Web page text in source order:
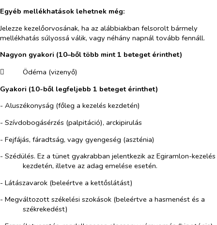
Egyéb mellékhatások lehetnek még:
Jelezze kezelőorvosának, ha az alábbiakban felsorolt bármely
mellékhatás súlyossá válik, vagy néhány napnál tovább fennáll.
Nagyon gyakori (10–ből több mint 1 beteget érinthet)
​
Ödéma (vizenyő)
Gyakori (10-ből legfeljebb 1 beteget érinthet)
- Aluszékonyság (főleg a kezelés kezdetén)
- Szívdobogásérzés (palpitáció), arckipirulás
- Fejfájás, fáradtság, vagy gyengeség (aszténia)
- Szédülés. Ez a tünet gyakrabban jelentkezik az Egiramlon-kezelés
kezdetén, illetve az adag emelése esetén.
- Látászavarok (beleértve a kettőslátást)
- Megváltozott székelési szokások (beleértve a hasmenést és a
székrekedést)